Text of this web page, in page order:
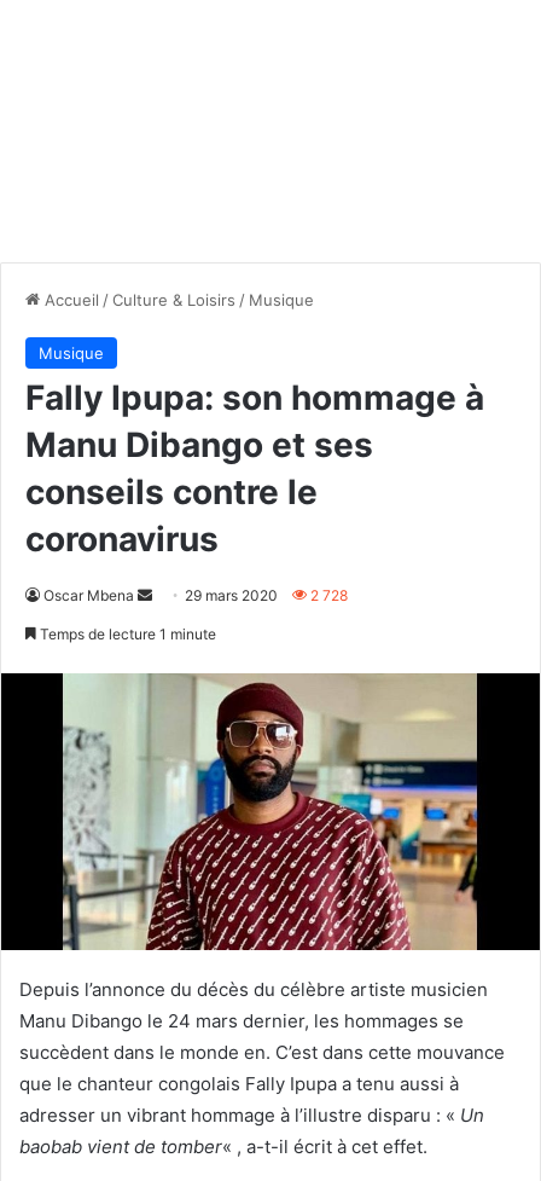
Accueil /Culture & Loisirs / Musique
Musique
Fally Ipupa: son hommage à
Manu Dibango et ses
conseils contre le
coronavirus
Oscar Mbena
Envoyer29 mars 2020 2 728
Temps de lecture 1 minute
Depuis l’annonce du décès du célèbre artiste musicien
Manu Dibango le 24 mars dernier, les hommages se
succèdent dans le monde en. C’est dans cette mouvance
que le chanteur congolais Fally Ipupa a tenu aussi à
adresser un vibrant hommage à l’illustre disparu : « Un
baobab vient de tomber« , a-t-il écrit à cet effet.